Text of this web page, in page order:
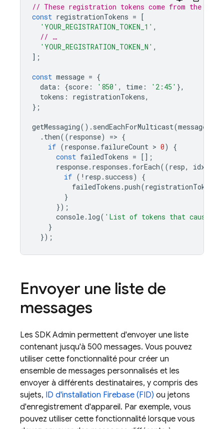
// These registration tokens come from the client
const registrationTokens = [
'YOUR_REGISTRATION_TOKEN_1' ,
// …
'YOUR_REGISTRATION_TOKEN_N' ,
];
const message = {
data : {score : '850' , time : '2:45' },
tokens : registrationTokens,
};
getMessaging(). sendEachForMulticast(message
. then((response) => {
if (response. failureCount > 0)
{
const failedTokens = [];
response. responses . forEach((resp, idx
if ( ! resp . success)
{
failedTokens .push(registrationTokens
}
});
console. log( 'List of tokens that caused
}
});
Envoyer une liste de
messages
Les SDK Admin permettent d'envoyer une liste
contenant jusqu'à 500 messages. Vous pouvez
utiliser cette fonctionnalité pour créer un
ensemble de messages personnalisés et les
envoyer à différents destinataires, y compris des
sujets, ID d'installation Firebase (FID) ou jetons
d'enregistrement d'appareil. Par exemple, vous
pouvez utiliser cette fonctionnalité lorsque vous